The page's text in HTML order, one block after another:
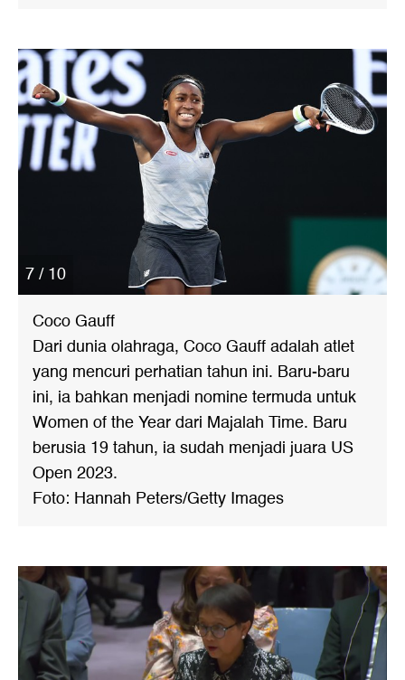
7 / 10
Coco Gauff
Dari dunia olahraga, Coco Gauff adalah atlet
yang mencuri perhatian tahun ini. Baru-baru
ini, ia bahkan menjadi nomine termuda untuk
Women of the Year dari Majalah Time. Baru
berusia 19 tahun, ia sudah menjadi juara US
Open 2023.
Foto: Hannah Peters/Getty Images